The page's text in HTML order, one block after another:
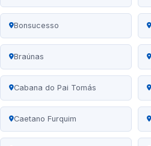
Bonsucesso
Braúnas
Cabana do Pai Tomás
Caetano Furquim